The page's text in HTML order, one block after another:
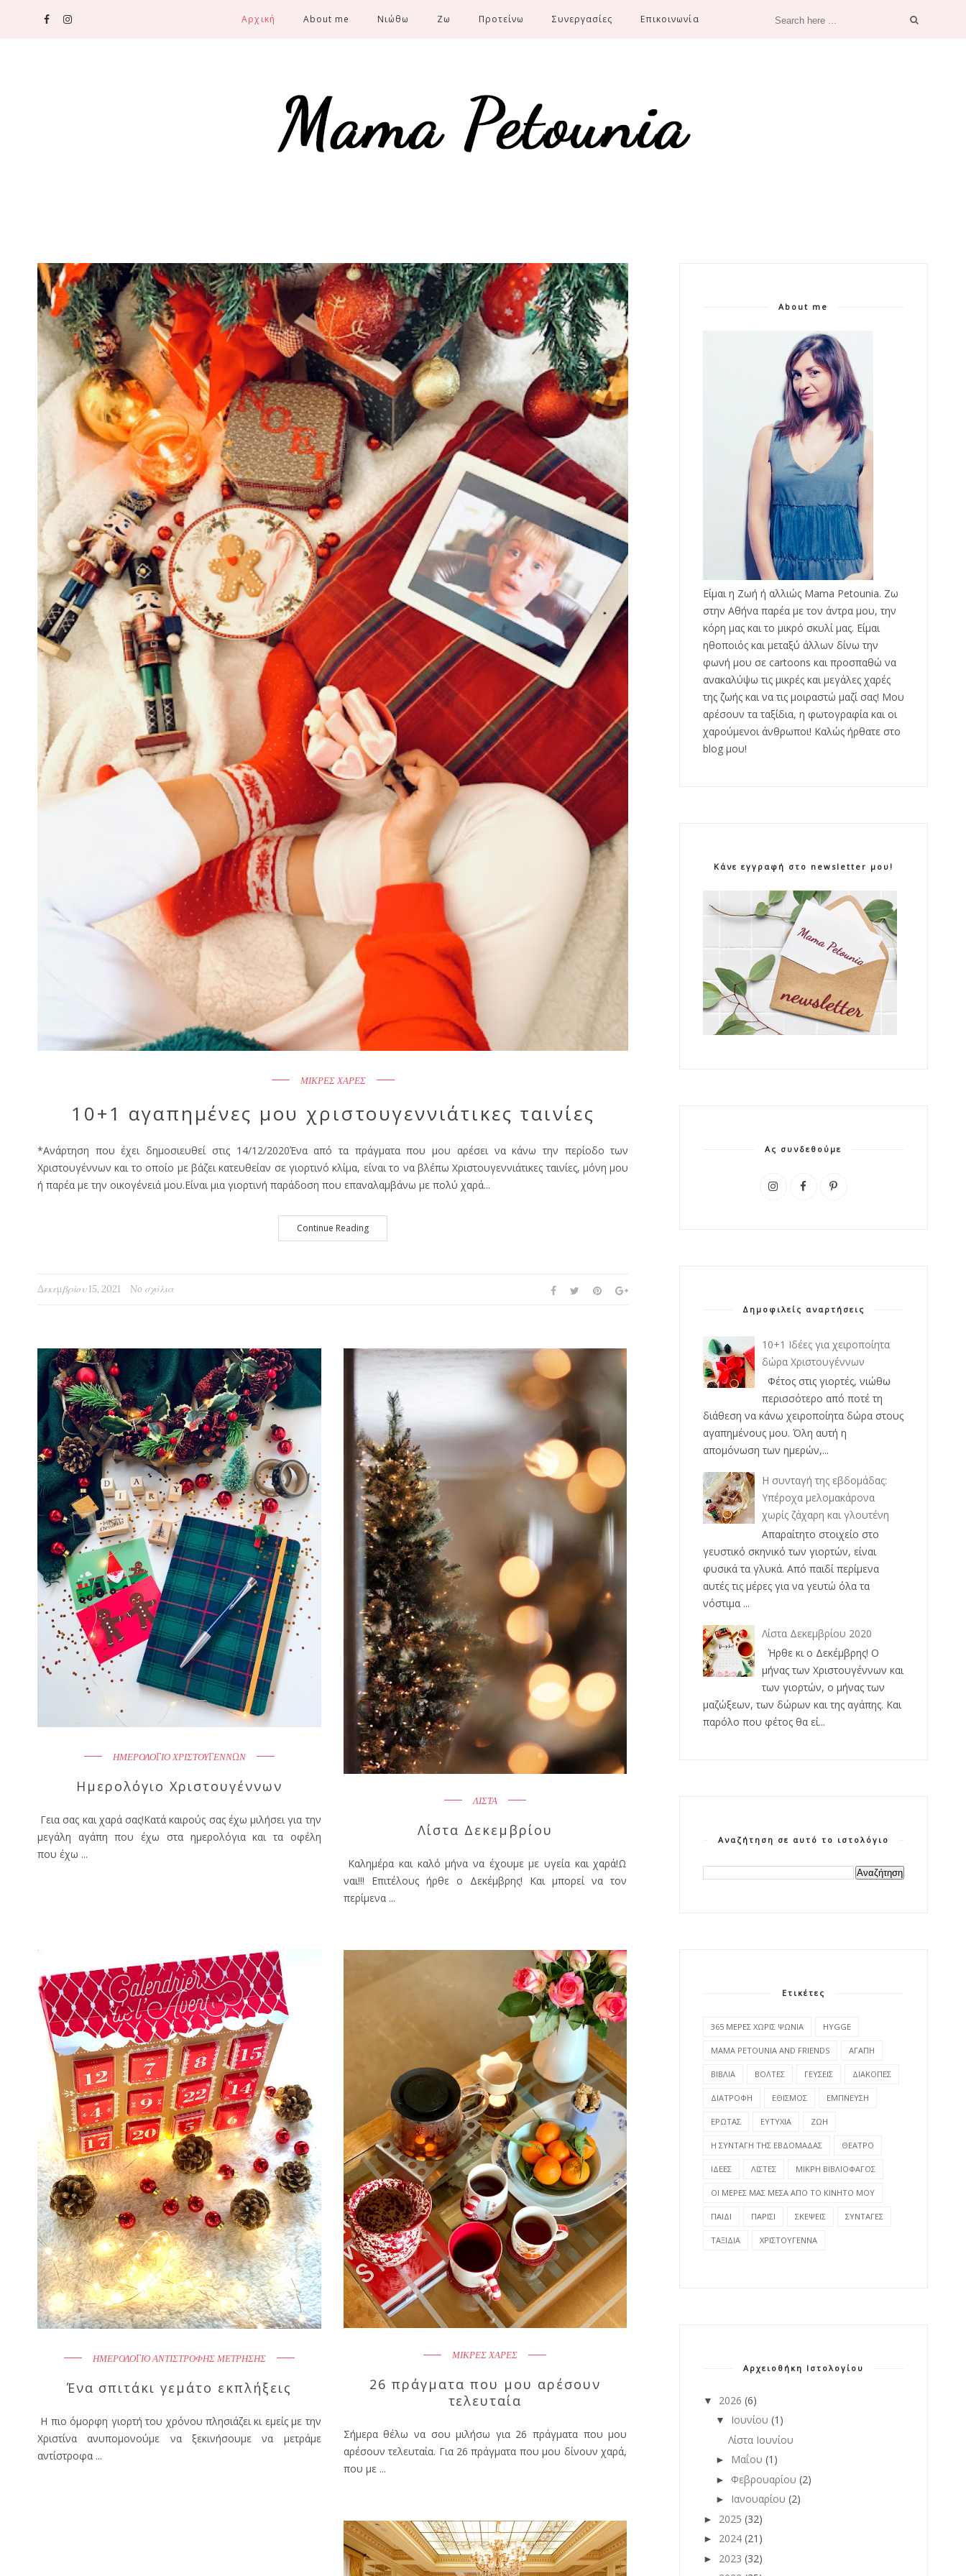
Αρχική About me Νιώθω Ζω Προτείνω Συνεργασίες Επικοινωνία
ΜΙΚΡΕΣ ΧΑΡΕΣ
10+1 αγαπημένες μου χριστουγεννιάτικες ταινίες
*Ανάρτηση που έχει δημοσιευθεί στις 14/12/2020Ένα από τα πράγματα που μου αρέσει να κάνω την περίοδο των
Χριστουγέννων και το οποίο με βάζει κατευθείαν σε γιορτινό κλίμα, είναι το να βλέπω Χριστουγεννιάτικες ταινίες, μόνη μου
ή παρέα με την οικογένειά μου.Είναι μια γιορτινή παράδοση που επαναλαμβάνω με πολύ χαρά...
Continue Reading
Δεκεμβρίου 15, 2021 No σχόλια
ΗΜΕΡΟΛΟΓΙΟ ΧΡΙΣΤΟΥΓΕΝΝΩΝ
Ημερολόγιο Χριστουγέννων
Γεια σας και χαρά σας!Κατά καιρούς σας έχω μιλήσει για την
μεγάλη αγάπη που έχω στα ημερολόγια και τα οφέλη
που έχω ...
ΛΙΣΤΑ
Λίστα Δεκεμβρίου
Καλημέρα και καλό μήνα να έχουμε με υγεία και χαρά!Ω
ναι!!! Επιτέλους ήρθε ο Δεκέμβρης! Και μπορεί να τον
περίμενα ...
ΗΜΕΡΟΛΟΓΙΟ ΑΝΤΙΣΤΡΟΦΗΣ ΜΕΤΡΗΣΗΣ
Ένα σπιτάκι γεμάτο εκπλήξεις
Η πιο όμορφη γιορτή του χρόνου πλησιάζει κι εμείς με την
Χριστίνα ανυπομονούμε να ξεκινήσουμε να μετράμε
αντίστροφα ...
ΜΙΚΡΕΣ ΧΑΡΕΣ
26 πράγματα που μου αρέσουν
τελευταία
Σήμερα θέλω να σου μιλήσω για 26 πράγματα που μου
αρέσουν τελευταία. Για 26 πράγματα που μου δίνουν χαρά,
που με ...
About me
Είμαι η Ζωή ή αλλιώς Mama Petounia. Ζω
στην Αθήνα παρέα με τον άντρα μου, την
κόρη μας και το μικρό σκυλί μας. Είμαι
ηθοποιός και μεταξύ άλλων δίνω την
φωνή μου σε cartoons και προσπαθώ να
ανακαλύψω τις μικρές και μεγάλες χαρές
της ζωής και να τις μοιραστώ μαζί σας! Μου
αρέσουν τα ταξίδια, η φωτογραφία και οι
χαρούμενοι άνθρωποι! Καλώς ήρθατε στο
blog μου!
Κάνε εγγραφή στο newsletter μου!
Ας συνδεθούμε
Δημοφιλείς αναρτήσεις
10+1 Ιδέες για χειροποίητα
δώρα Χριστουγέννων
Φέτος στις γιορτές, νιώθω
περισσότερο από ποτέ τη
διάθεση να κάνω χειροποίητα δώρα στους
αγαπημένους μου. Όλη αυτή η
απομόνωση των ημερών,...
Η συνταγή της εβδομάδας:
Υπέροχα μελομακάρονα
χωρίς ζάχαρη και γλουτένη
Απαραίτητο στοιχείο στο
γευστικό σκηνικό των γιορτών, είναι
φυσικά τα γλυκά. Από παιδί περίμενα
αυτές τις μέρες για να γευτώ όλα τα
νόστιμα ...
Λίστα Δεκεμβρίου 2020
Ήρθε κι ο Δεκέμβρης! Ο
μήνας των Χριστουγέννων και
των γιορτών, ο μήνας των
μαζώξεων, των δώρων και της αγάπης. Και
παρόλο που φέτος θα εί...
Αναζήτηση σε αυτό το ιστολόγιο
Ετικέτες
365 ΜΕΡΕΣ ΧΩΡΙΣ ΨΩΝΙΑ HYGGE
MAMA PETOUNIA AND FRIENDS ΑΓΑΠΗ
ΒΙΒΛΙΑ ΒΟΛΤΕΣ ΓΕΥΣΕΙΣ ΔΙΑΚΟΠΕΣ
ΔΙΑΤΡΟΦΗ ΕΘΙΣΜΟΣ ΕΜΠΝΕΥΣΗ
ΕΡΩΤΑΣ ΕΥΤΥΧΙΑ ΖΩΗ
Η ΣΥΝΤΑΓΗ ΤΗΣ ΕΒΔΟΜΑΔΑΣ ΘΕΑΤΡΟ
ΙΔΕΕΣ ΛΙΣΤΕΣ ΜΙΚΡΗ ΒΙΒΛΙΟΦΑΓΟΣ
ΟΙ ΜΕΡΕΣ ΜΑΣ ΜΕΣΑ ΑΠΟ ΤΟ ΚΙΝΗΤΟ ΜΟΥ
ΠΑΙΔΙ ΠΑΡΙΣΙ ΣΚΕΨΕΙΣ ΣΥΝΤΑΓΕΣ
ΤΑΞΙΔΙΑ ΧΡΙΣΤΟΥΓΕΝΝΑ
Αρχειοθήκη Ιστολογίου
▼ 2026 (6)
▼ Ιουνίου (1)
Λίστα Ιουνίου
► Μαΐου (1)
► Φεβρουαρίου (2)
► Ιανουαρίου (2)
► 2025 (32)
► 2024 (21)
► 2023 (32)